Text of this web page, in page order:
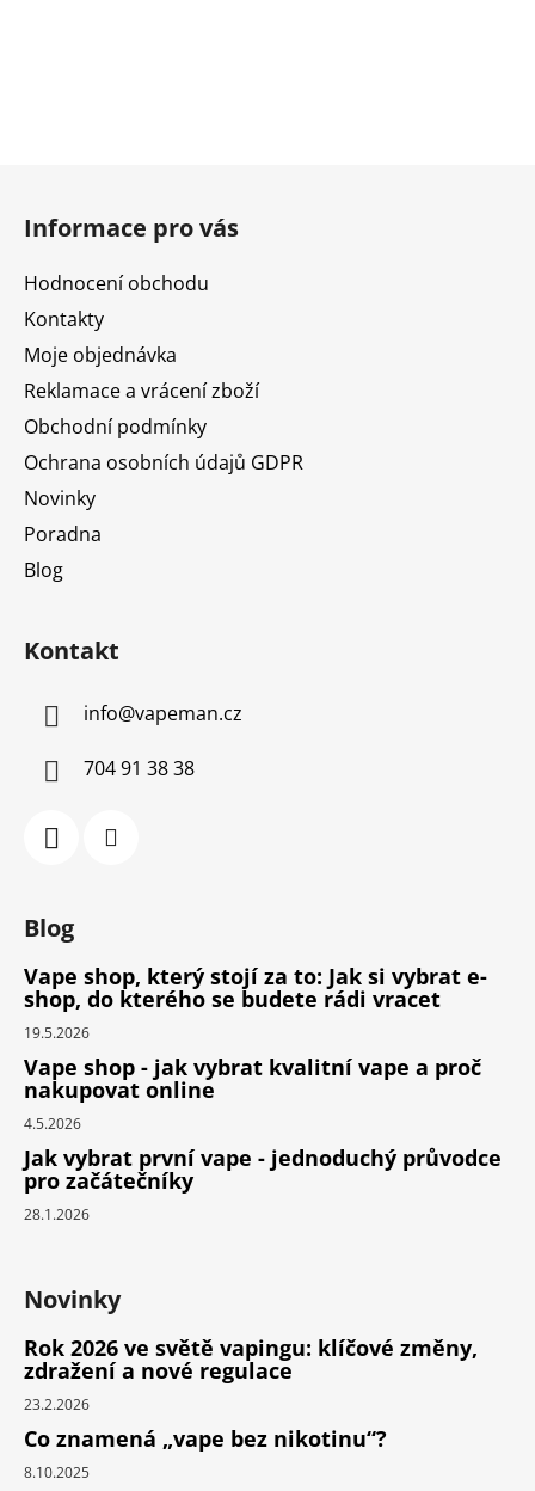
Informace pro vás
Hodnocení obchodu
Kontakty
Moje objednávka
Reklamace a vrácení zboží
Obchodní podmínky
Ochrana osobních údajů GDPR
Novinky
Poradna
Blog
Kontakt
info@vapeman.cz
704 91 38 38
Blog
Vape shop, který stojí za to: Jak si vybrat e-
shop, do kterého se budete rádi vracet
19.5.2026
Vape shop - jak vybrat kvalitní vape a proč
nakupovat online
4.5.2026
Jak vybrat první vape - jednoduchý průvodce
pro začátečníky
28.1.2026
Novinky
Rok 2026 ve světě vapingu: klíčové změny,
zdražení a nové regulace
23.2.2026
Co znamená „vape bez nikotinu“?
8.10.2025